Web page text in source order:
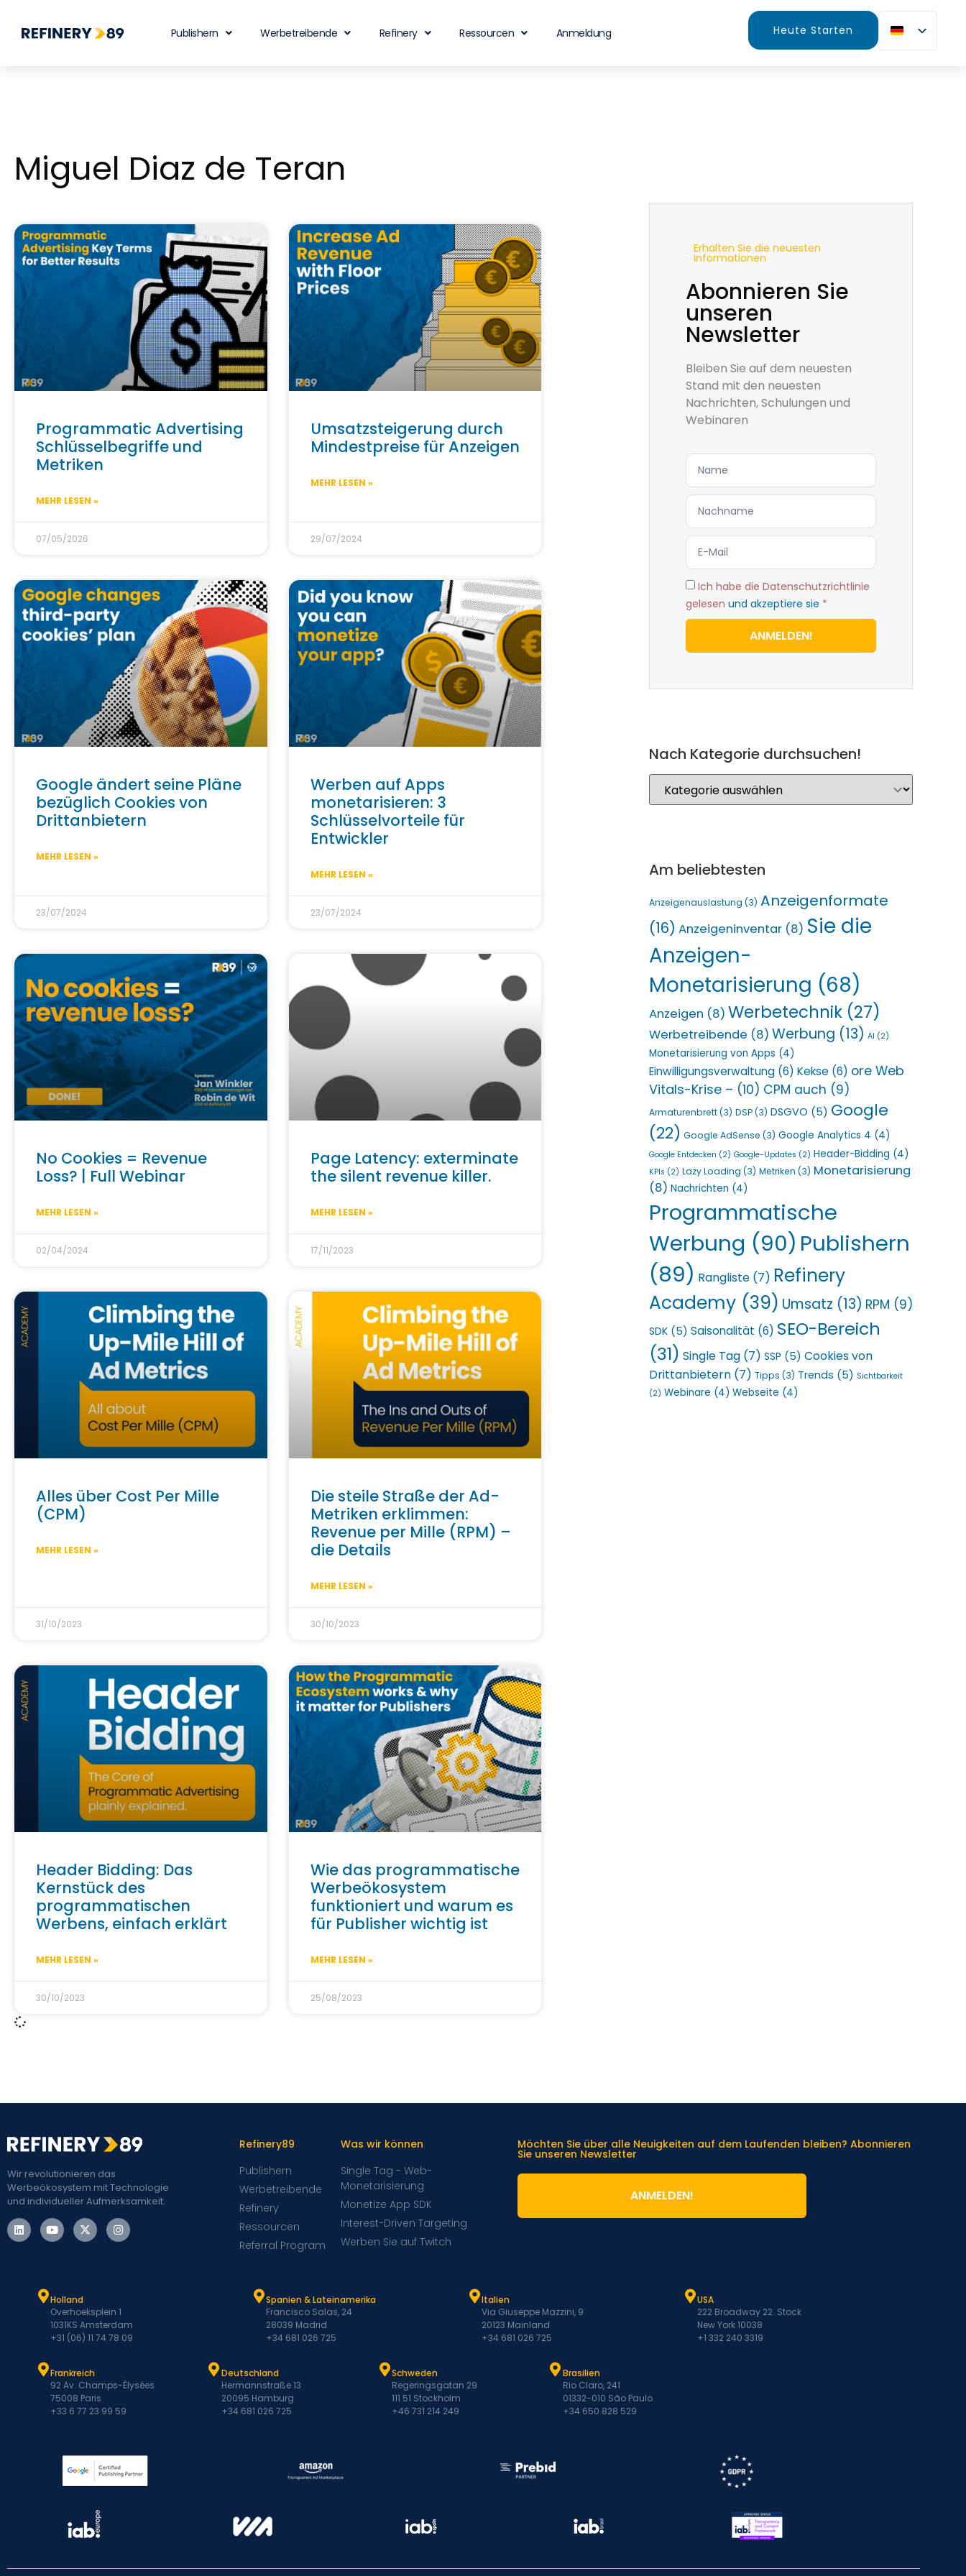
Publishern Werbetreibende Refinery Ressourcen Anmeldung Heute Starten
Miguel Diaz de Teran
Programmatic Advertising
Schlüsselbegriffe und
Metriken
MEHR LESEN »
07/05/2026
Umsatzsteigerung durch
Mindestpreise für Anzeigen
MEHR LESEN »
29/07/2024
Google ändert seine Pläne
bezüglich Cookies von
Drittanbietern
MEHR LESEN »
23/07/2024
Werben auf Apps
monetarisieren: 3
Schlüsselvorteile für
Entwickler
MEHR LESEN »
23/07/2024
No Cookies = Revenue
Loss? | Full Webinar
MEHR LESEN »
02/04/2024
Page Latency: exterminate
the silent revenue killer.
MEHR LESEN »
17/11/2023
Alles über Cost Per Mille
(CPM)
MEHR LESEN »
31/10/2023
Die steile Straße der Ad-
Metriken erklimmen:
Revenue per Mille (RPM) –
die Details
MEHR LESEN »
30/10/2023
Header Bidding: Das
Kernstück des
programmatischen
Werbens, einfach erklärt
MEHR LESEN »
30/10/2023
Wie das programmatische
Werbeökosystem
funktioniert und warum es
für Publisher wichtig ist
MEHR LESEN »
25/08/2023
Erhalten Sie die neuesten
Informationen
Abonnieren Sie
unseren
Newsletter
Bleiben Sie auf dem neuesten
Stand mit den neuesten
Nachrichten, Schulungen und
Webinaren
Ich habe die Datenschutzrichtlinie
gelesen und akzeptiere sie *
ANMELDEN!
Nach Kategorie durchsuchen!
Am beliebtesten
Anzeigenauslastung (3) Anzeigenformate
(16) Anzeigeninventar (8) Sie die
Anzeigen-
Monetarisierung (68)
Anzeigen (8) Werbetechnik (27)
Werbetreibende (8) Werbung (13) AI (2)
Monetarisierung von Apps (4)
Einwilligungsverwaltung (6) Kekse (6) ore Web
Vitals-Krise – (10) CPM auch (9)
Armaturenbrett(3) DSP(3) DSGVO (5) Google
(22) Google AdSense (3) Google Analytics 4 (4)
Google Entdecken (2) Google-Updates (2) Header-Bidding (4)
KPIs (2) Lazy Loading (3) Metriken (3) Monetarisierung
(8) Nachrichten (4)
Programmatische
Werbung (90) Publishern
(89) Rangliste (7) Refinery
Academy (39) Umsatz (13) RPM (9)
SDK (5) Saisonalität (6) SEO-Bereich
(31) Single Tag (7) SSP (5) Cookies von
Drittanbietern (7) Tipps (3) Trends (5) Sichtbarkeit
(2) Webinare (4) Webseite (4)
Wir revolutionieren das
Werbeökosystem mit Technologie
und individueller Aufmerksamkeit.
Refinery89
Publishern
Werbetreibende
Refinery
Ressourcen
Referral Program
Was wir können
Single Tag - Web-
Monetarisierung
Monetize App SDK
Interest-Driven Targeting
Werben Sie auf Twitch
Möchten Sie über alle Neuigkeiten auf dem Laufenden bleiben? Abonnieren
Sie unseren Newsletter
ANMELDEN!
Holland
Overhoeksplein 1
1031KS Amsterdam
+31 (06) 11 74 78 09
Spanien & Lateinamerika
Francisco Salas, 24
28039 Madrid
+34 681 026 725
Italien
Via Giuseppe Mazzini, 9
20123 Mainland
+34 681 026 725
USA
222 Broadway 22. Stock
New York 10038
+1 332 240 3319
Frankreich
92 Av. Champs-Élysées
75008 Paris
+33 6 77 23 99 59
Deutschland
Hermannstraße 13
20095 Hamburg
+34 681 026 725
Schweden
Regeringsgatan 29
111 51 Stockholm
+46 731 214 249
Brasilien
Rio Claro, 241
01332-010 São Paulo
+34 650 828 529